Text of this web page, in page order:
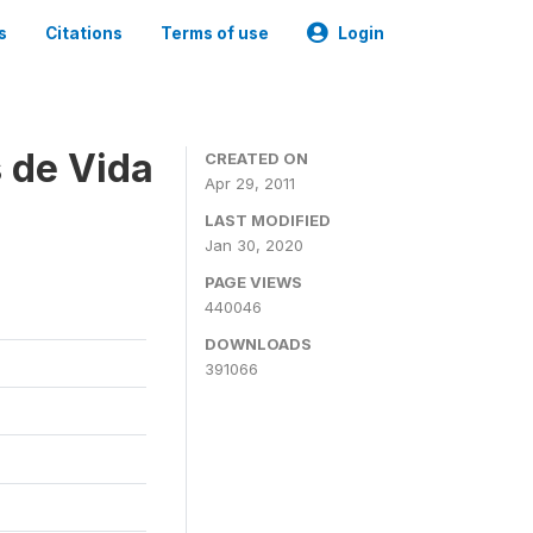
Citations Terms of use Login
Vida
CREATED ON
Apr 29, 2011
LAST MODIFIED
Jan 30, 2020
PAGE VIEWS
440046
DOWNLOADS
391066